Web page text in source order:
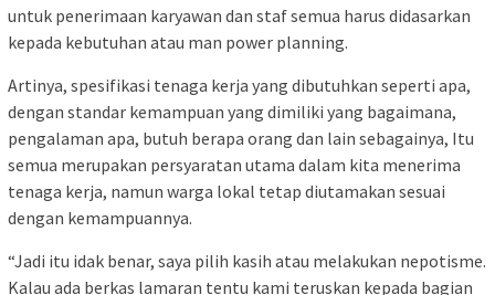
untuk penerimaan karyawan dan staf semua harus didasarkan
kepada kebutuhan atau man power planning.
Artinya, spesifikasi tenaga kerja yang dibutuhkan seperti apa,
dengan standar kemampuan yang dimiliki yang bagaimana,
pengalaman apa, butuh berapa orang dan lain sebagainya, Itu
semua merupakan persyaratan utama dalam kita menerima
tenaga kerja, namun warga lokal tetap diutamakan sesuai
dengan kemampuannya.
“Jadi itu idak benar, saya pilih kasih atau melakukan nepotisme.
Kalau ada berkas lamaran tentu kami teruskan kepada bagian